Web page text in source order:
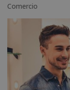
Comercio